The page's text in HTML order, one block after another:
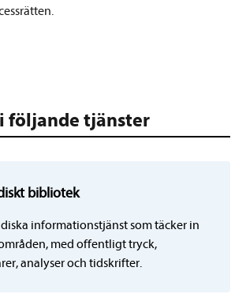
följande tjänster
bibliotek
informationstjänst som täcker in
med offentligt tryck,
analyser och tidskrifter.